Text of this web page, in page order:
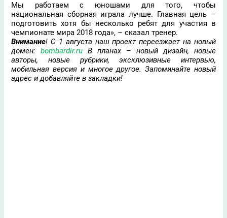
Мы работаем с юношами для того, чтобы
национальная сборная играла лучше. Главная цель –
подготовить хотя бы несколько ребят для участия в
чемпионате мира 2018 года», – сказал тренер.
Внимание! С 1 августа наш проект переезжает на новый
домен: bombardir.ru В планах – новый дизайн, новые
авторы, новые рубрики, эксклюзивные интервью,
мобильная версия и многое другое. Запоминайте новый
адрес и добавляйте в закладки!